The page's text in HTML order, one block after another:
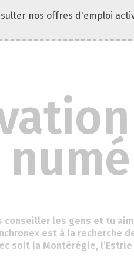
nos offres d'emploi
conseiller les gens et tu
est à la recherche
soit la Montérégie,